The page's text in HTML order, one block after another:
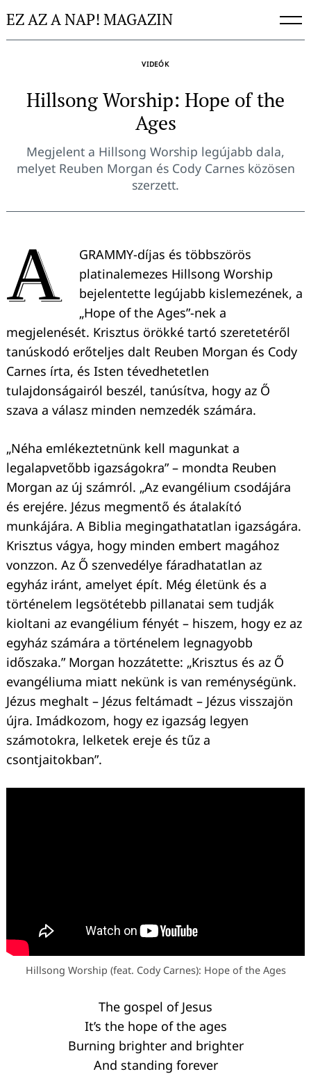
toEZ AZ A NAP! MAGAZIN
VIDEÓK
Hillsong Worship: Hope of the
Ages
Megjelent a Hillsong Worship legújabb dala,
melyet Reuben Morgan és Cody Carnes közösen
szerzett.
A
GRAMMY-díjas és többszörös
platinalemezes Hillsong Worship
bejelentette legújabb kislemezének, a
„Hope of the Ages”-nek a
megjelenését. Krisztus örökké tartó szeretetéről
tanúskodó erőteljes dalt Reuben Morgan és Cody
Carnes írta, és Isten tévedhetetlen
tulajdonságairól beszél, tanúsítva, hogy az Ő
szava a válasz minden nemzedék számára.
„Néha emlékeztetnünk kell magunkat a
legalapvetőbb igazságokra” – mondta Reuben
Morgan az új számról. „Az evangélium csodájára
és erejére. Jézus megmentő és átalakító
munkájára. A Biblia megingathatatlan igazságára.
Krisztus vágya, hogy minden embert magához
vonzzon. Az Ő szenvedélye fáradhatatlan az
egyház iránt, amelyet épít. Még életünk és a
történelem legsötétebb pillanatai sem tudják
kioltani az evangélium fényét – hiszem, hogy ez az
egyház számára a történelem legnagyobb
időszaka.” Morgan hozzátette: „Krisztus és az Ő
evangéliuma miatt nekünk is van reménységünk.
Jézus meghalt – Jézus feltámadt – Jézus visszajön
újra. Imádkozom, hogy ez igazság legyen
számotokra, lelketek ereje és tűz a
csontjaitokban”.
Hillsong Worship (feat. Cody Carnes): Hope of the Ages
The gospel of Jesus
It’s the hope of the ages
Burning brighter and brighter
And standing forever